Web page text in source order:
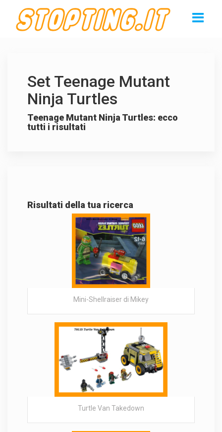
Set Teenage Mutant
Ninja Turtles
Teenage Mutant Ninja Turtles: ecco
tutti i risultati
Risultati della tua ricerca
Mini-Shellraiser di Mikey
Turtle Van Takedown